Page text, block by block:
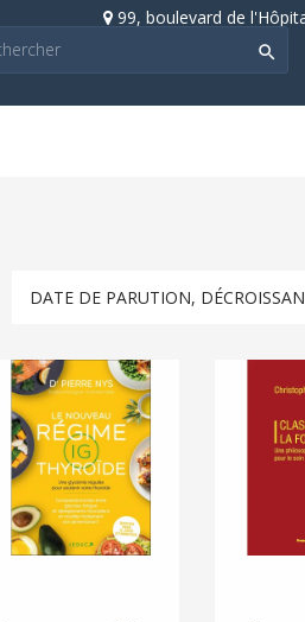
99, boulevard de

DATE DE PARUTION,